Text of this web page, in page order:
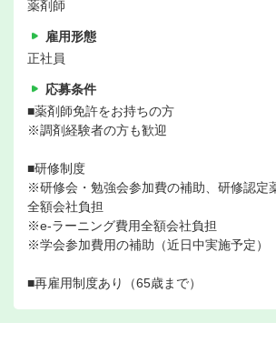
薬剤師
雇用形態
正社員
応募条件
■薬剤師免許をお持ちの方
※調剤経験者の方も歓迎
■研修制度
※研修会・勉強会参加費の補助、研修認定
全額会社負担
※e-ラーニング費用全額会社負担
※学会参加費用の補助（近日中実施予定）
■再雇用制度あり（65歳まで）